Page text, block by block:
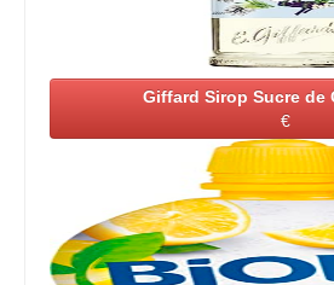
Giffard Sirop Sucre de
€